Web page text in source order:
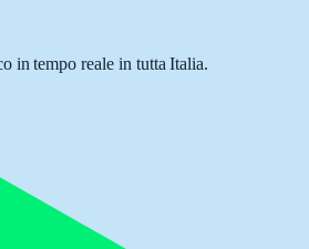
in tempo reale in tutta Italia.